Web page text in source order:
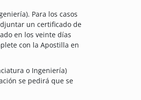
Para los casos
un certificado de
en los veinte días
con la Apostilla en
o Ingeniería)
se pedirá que se